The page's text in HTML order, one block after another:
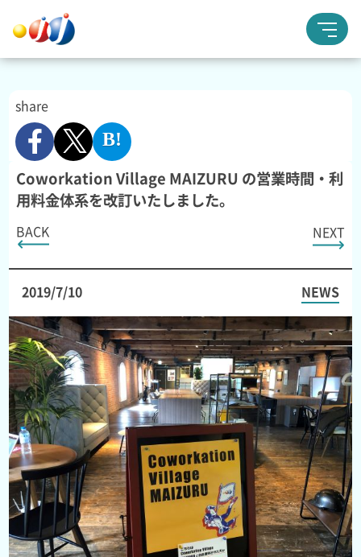
share
Coworkation Village MAIZURU の営業時間・利
用料金体系を改訂いたしました。
BACK NEXT
2019/7/10 NEWS